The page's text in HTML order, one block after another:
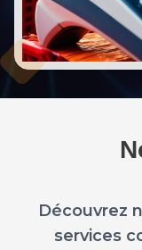
Découvrez
services